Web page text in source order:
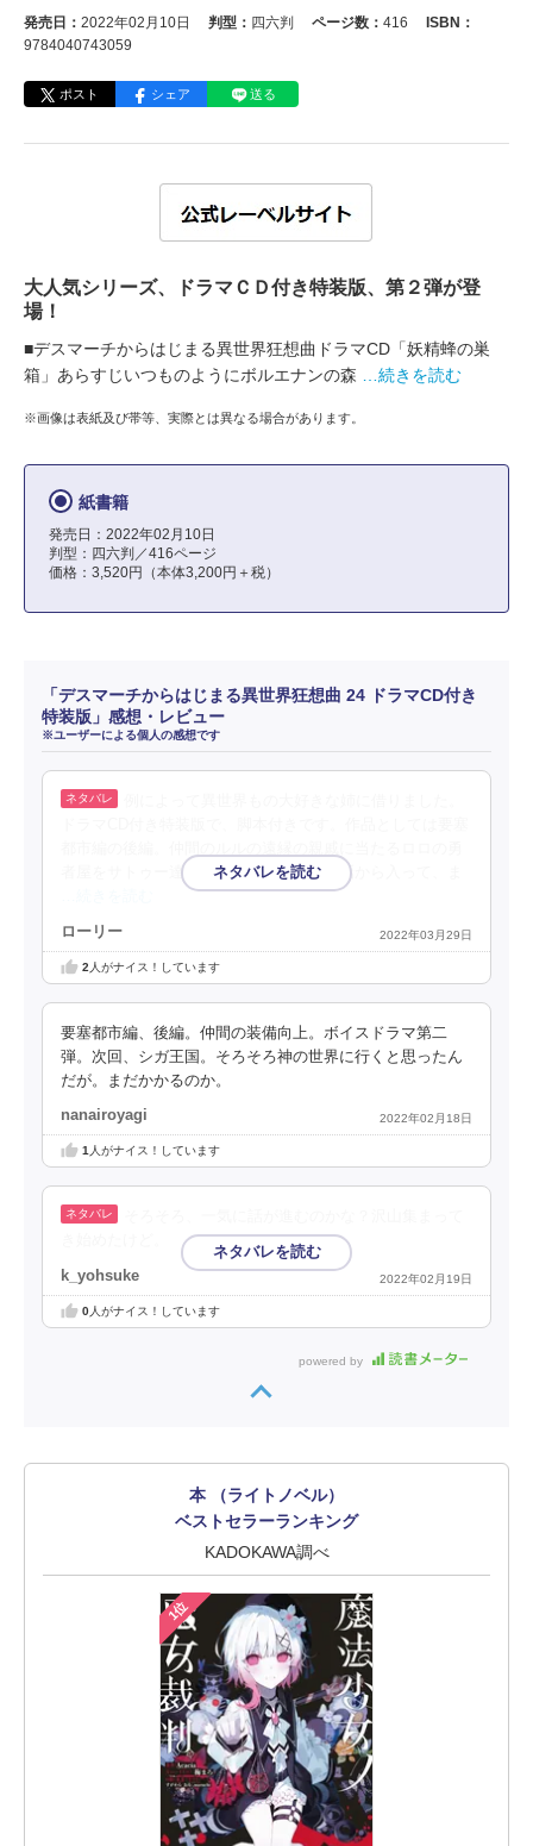
発売日： 2022年02月10日 判型： 四六判 ページ数： 416
ISBN：
9784040743059
ポスト シェア 送る
大人気シリーズ、ドラマＣＤ付き特装版、第２弾が登
場！
■デスマーチからはじまる異世界狂想曲ドラマCD「妖精蜂の巣
箱」あらすじいつものようにボルエナンの森
…続きを読む
※画像は表紙及び帯等、実際とは異なる場合があります。
紙書籍
発売日：2022年02月10日
判型：四六判／416ページ
価格：3,520円（本体3,200円＋税）
「デスマーチからはじまる異世界狂想曲 24 ドラマCD付き
特装版」感想・レビュー
※ユーザーによる個人の感想です
者屋をサトゥー達でバックアップをする話から入って、ま
ローリー 2022年03月29日
2 人がナイス！しています
要塞都市編、後編。仲間の装備向上。ボイスドラマ第二
弾。次回、シガ王国。そろそろ神の世界に行くと思ったん
だが。まだかかるのか。
nanairoyagi 2022年02月18日
1 人がナイス！しています
k_yohsuke 2022年02月19日
0人がナイス！しています
powered by
本 （ライトノベル）
ベストセラーランキング
KADOKAWA調べ
1位